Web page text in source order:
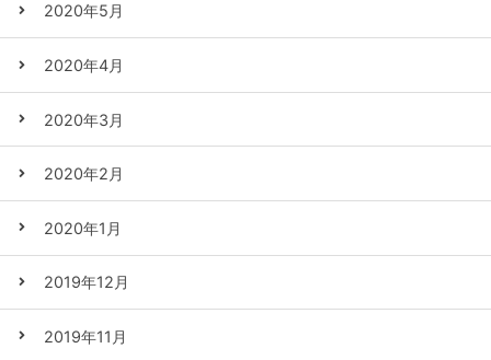
2020年5月
2020年4月
2020年3月
2020年2月
2020年1月
2019年12月
2019年11月